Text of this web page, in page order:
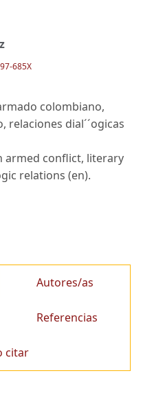
685X
colombiano,
dial´´ogicas
armed conflict, literary
relations (en).
Autores/as
Referencias
citar